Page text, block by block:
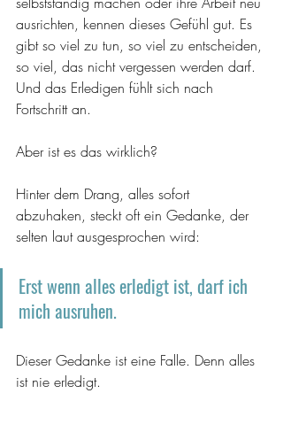
ausrichten, kennen dieses Gefühl gut. Es
gibt so viel zu tun, so viel zu entscheiden,
so viel, das nicht vergessen werden darf.
Und das Erledigen fühlt sich nach
Fortschritt an.
Aber ist es das wirklich?
Hinter dem Drang, alles sofort
abzuhaken, steckt oft ein Gedanke, der
selten laut ausgesprochen wird:
Erst wenn alles erledigt ist, darf ich
mich ausruhen.
Dieser Gedanke ist eine Falle. Denn alles
ist nie erledigt.